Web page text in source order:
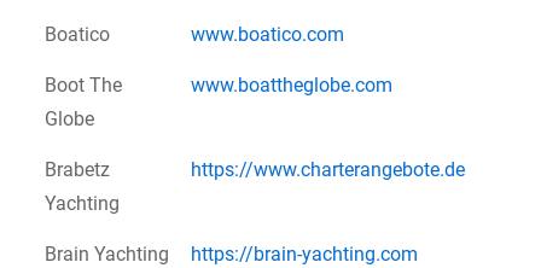
Boatico www.boatico.com
Boot The
Globe
www.boattheglobe.com
Brabetz
Yachting
https://www.charterangebote.de
Brain Yachting https://brain-yachting.com